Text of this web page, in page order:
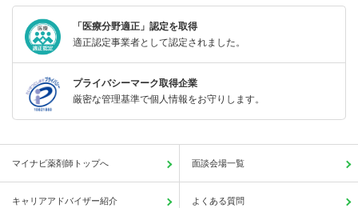
「医療分野適正」認定を取得
適正認定事業者として認定されました。
プライバシーマーク取得企業
厳密な管理基準で個人情報をお守りします。
マイナビ薬剤師トップへ 面談会場一覧
キャリアアドバイザー紹介 よくある質問